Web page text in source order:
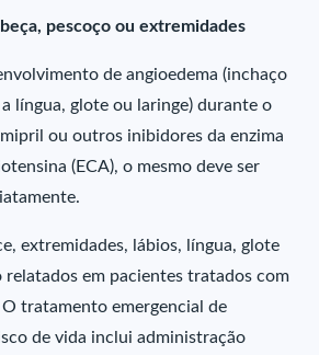
pescoço ou extremidades
de angioedema (inchaço
língua, glote ou laringe) durante o
ou outros inibidores da enzima
(ECA), o mesmo deve ser
extremidades, lábios, língua, glote
relatados em pacientes tratados com
tratamento emergencial de
de vida inclui administração